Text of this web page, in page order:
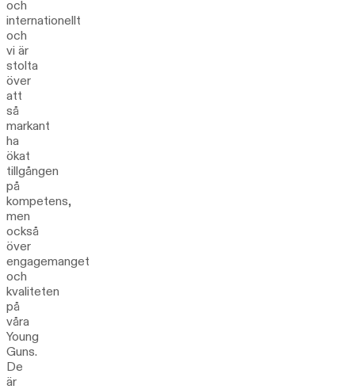
och
internationellt
och
vi är
stolta
över
att
så
markant
ha
ökat
tillgången
på
kompetens,
men
också
över
engagemanget
och
kvaliteten
på
våra
Young
Guns.
De
är